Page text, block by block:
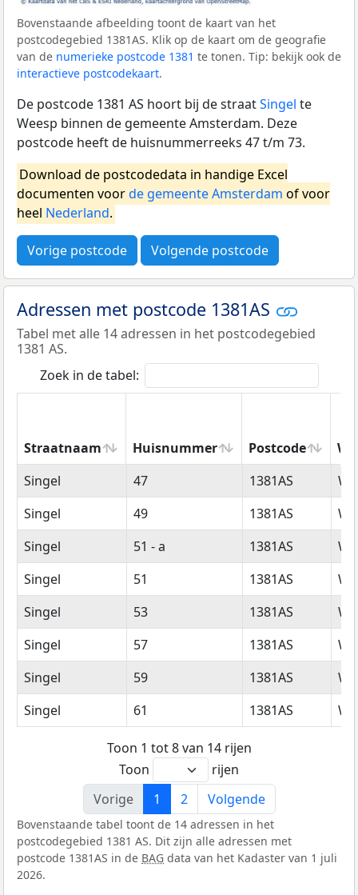
Bovenstaande afbeelding toont de kaart van het
postcodegebied 1381AS. Klik op de kaart om de geografie
van de numerieke postcode 1381 te tonen. Tip: bekijk ook de
interactieve postcodekaart.
De postcode 1381 AS hoort bij de straatSingel te
Weesp binnen de gemeente Amsterdam. Deze
postcode heeft de huisnummerreeks 47 t/m 73.
Download de postcodedata in handige Excel
documenten voorde gemeente Amsterdam of voor
heel Nederland.
Vorige postcode Volgende postcode
Adressen met postcode 1381AS
Tabel met alle 14 adressen in het postcodegebied
1381 AS.
Zoek in de tabel:
Straatnaam Huisnummer Postcode
Straatnaam
Huisnummer Postcode
Singel 47 1381AS
Singel
49 1381AS
Singel
51 - a 1381AS
Singel
51 1381AS
Singel
53 1381AS
Singel
57 1381AS
Singel
59 1381AS
Singel
61 1381AS
Toon 1 tot 8 van 14 rijen
Toon
rijen
Vorige
1 2 Volgende
Bovenstaande tabel toont de 14 adressen in het
postcodegebied 1381 AS. Dit zijn alle adressen met
postcode 1381AS in de BAG data van het Kadaster van 1 juli
2026.